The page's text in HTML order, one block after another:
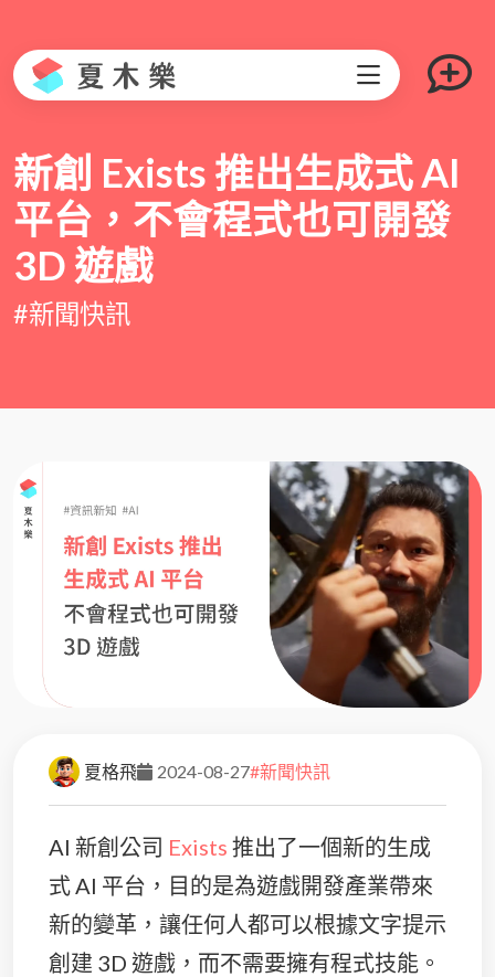
新創 Exists 推出生成式 AI
平台，不會程式也可開發
3D 遊戲
#新聞快訊
夏格飛 2024-08-27#新聞快訊
AI 新創公司 Exists 推出了一個新的生成
式 AI 平台，目的是為遊戲開發產業帶來
新的變革，讓任何人都可以根據文字提示
創建 3D 遊戲，而不需要擁有程式技能。